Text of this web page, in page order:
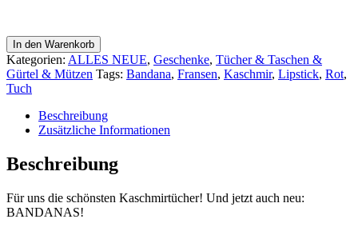
Kaschmir
Tuch
LIPSTICK
mit
*VON
GOAT*
In den Warenkorb
Kategorien: ALLES NEUE, Geschenke, Tücher & Taschen &
Gürtel & Mützen Tags: Bandana, Fransen, Kaschmir, Lipstick, Rot,
Tuch
Beschreibung
Zusätzliche Informationen
Beschreibung
Für uns die schönsten Kaschmirtücher! Und jetzt auch neu:
BANDANAS!